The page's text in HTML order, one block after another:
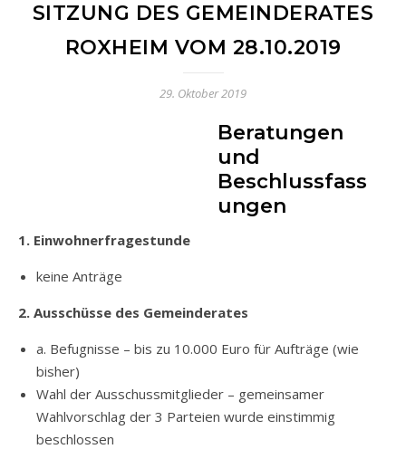
SITZUNG DES GEMEINDERATES
ROXHEIM VOM 28.10.2019
29. Oktober 2019
Beratungen
und
Beschlussfass
ungen
1. Einwohnerfragestunde
keine Anträge
2. Ausschüsse des Gemeinderates
a. Befugnisse – bis zu 10.000 Euro für Aufträge (wie
bisher)
Wahl der Ausschussmitglieder – gemeinsamer
Wahlvorschlag der 3 Parteien wurde einstimmig
beschlossen